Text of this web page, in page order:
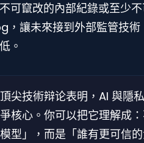
可竄改的內部紀錄或至少
，讓未來接到外部監管技術
。
尖技術辩论表明，AI 與隱
核心。你可以把它理解成
型」，而是「誰有更可信